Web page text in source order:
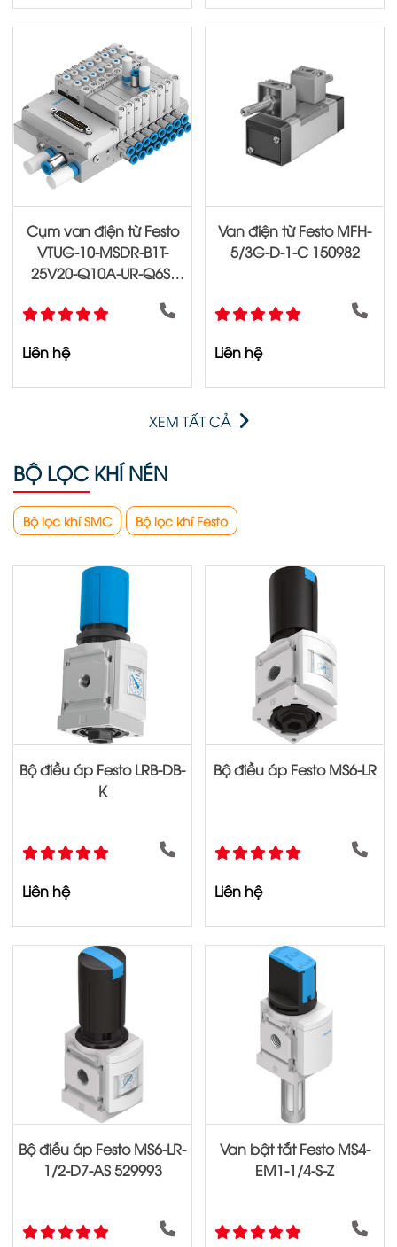
Cụm van điện từ Festo
VTUG-10-MSDR-B1T-
25V20-Q10A-UR-Q6S-
Liên hệ
Van điện từ Festo MFH-
5/3G-D-1-C 150982
Liên hệ
XEM TẤT CẢ
BỘ LỌC KHÍ NÉN
Bộ lọc khí SMC Bộ lọc khí Festo
Bộ điều áp Festo LRB-DB-
K
Liên hệ
Bộ điều áp Festo MS6-LR
Liên hệ
Bộ điều áp Festo MS6-LR-
1/2-D7-AS 529993
Van bật tắt Festo MS4-
EM1-1/4-S-Z